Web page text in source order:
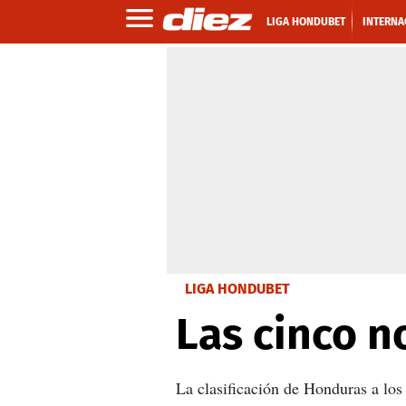
LIGA HONDUBET
LIGA HONDUBET
Las cinco
La clasificación de Honduras a